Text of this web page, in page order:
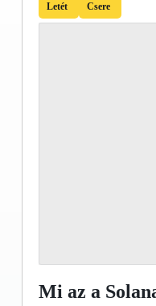
Letét Csere
Mi az a